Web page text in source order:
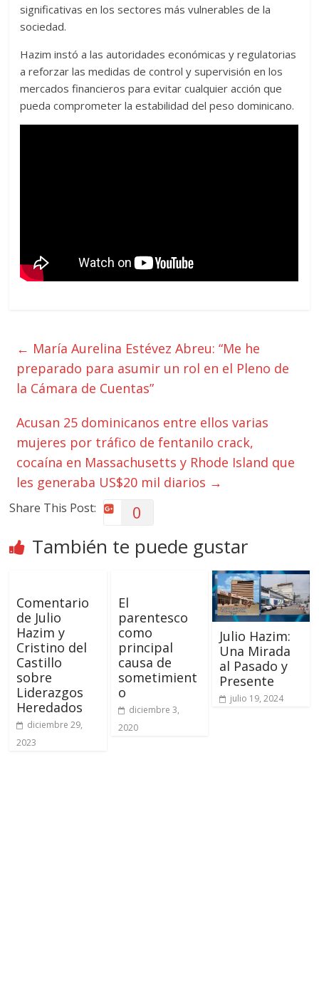
significativas en los sectores más vulnerables de la
sociedad.
Hazim instó a las autoridades económicas y regulatorias
a reforzar las medidas de control y supervisión en los
mercados financieros para evitar cualquier acción que
pueda comprometer la estabilidad del peso dominicano.
← María Aurelina Estévez Abreu: “Me he
preparado para asumir un rol en el Pleno de
la Cámara de Cuentas”
Acusan 25 dominicanos entre ellos varias
mujeres por tráfico de fentanilo crack,
cocaína en Massachusetts y Rhode Island que
les generaba US$20 mil diarios →
Share This Post: 0
También te puede gustar
Comentario
de Julio
Hazim y
Cristino del
Castillo
sobre
Liderazgos
Heredados
diciembre 29,
2023
El
parentesco
como
principal
causa de
sometimient
o
diciembre 3,
2020
Julio Hazim:
Una Mirada
al Pasado y
Presente
julio 19, 2024